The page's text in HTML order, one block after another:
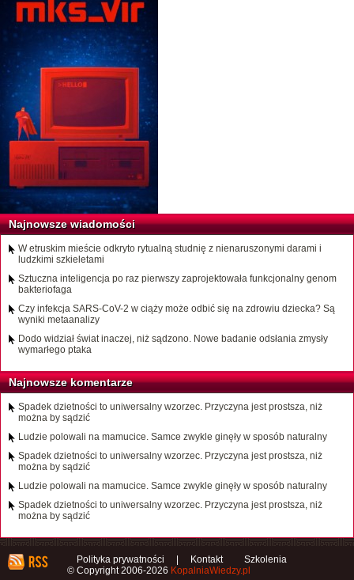
Najnowsze wiadomości
W etruskim mieście odkryto rytualną studnię z nienaruszonymi darami i
ludzkimi szkieletami
Sztuczna inteligencja po raz pierwszy zaprojektowała funkcjonalny genom
bakteriofaga
Czy infekcja SARS-CoV-2 w ciąży może odbić się na zdrowiu dziecka? Są
wyniki metaanalizy
Dodo widział świat inaczej, niż sądzono. Nowe badanie odsłania zmysły
wymarłego ptaka
Najnowsze komentarze
Spadek dzietności to uniwersalny wzorzec. Przyczyna jest prostsza, niż
można by sądzić
Ludzie polowali na mamucice. Samce zwykle ginęły w sposób naturalny
Spadek dzietności to uniwersalny wzorzec. Przyczyna jest prostsza, niż
można by sądzić
Ludzie polowali na mamucice. Samce zwykle ginęły w sposób naturalny
Spadek dzietności to uniwersalny wzorzec. Przyczyna jest prostsza, niż
można by sądzić
Polityka prywatności | Kontakt
Szkolenia
© Copyright 2006-2026 KopalniaWiedzy.pl